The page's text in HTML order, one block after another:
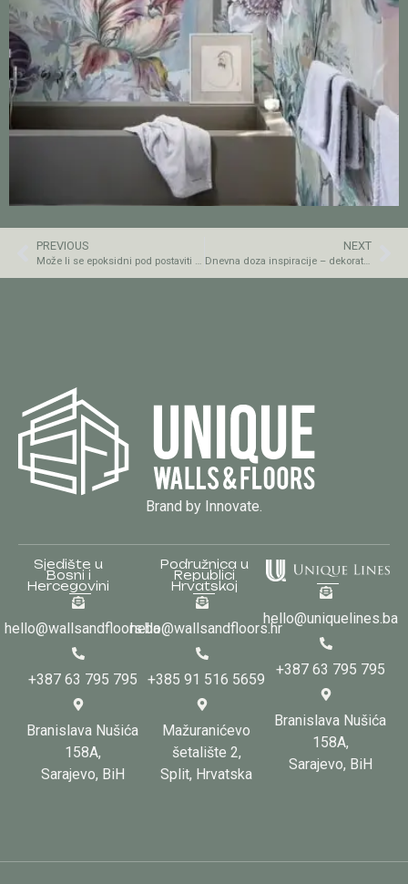
PREVIOUS
Može li se epoksidni pod postaviti na keramičke pločice?
NEXT
Dnevna doza inspiracije – dekorativni podovi i zidovi by Unique Walls and Floors
Brand by Innovate.
Sjedište u
Bosni i
Hercegovini
hello@wallsandfloors.ba
+387 63 795 795
Branislava Nušića
158A,
Sarajevo, BiH
Podružnica u
Republici
Hrvatskoj
hello@wallsandfloors.hr
+385 91 516 5659
Mažuranićevo
šetalište 2,
Split, Hrvatska
hello@uniquelines.ba
+387 63 795 795
Branislava Nušića
158A,
Sarajevo, BiH